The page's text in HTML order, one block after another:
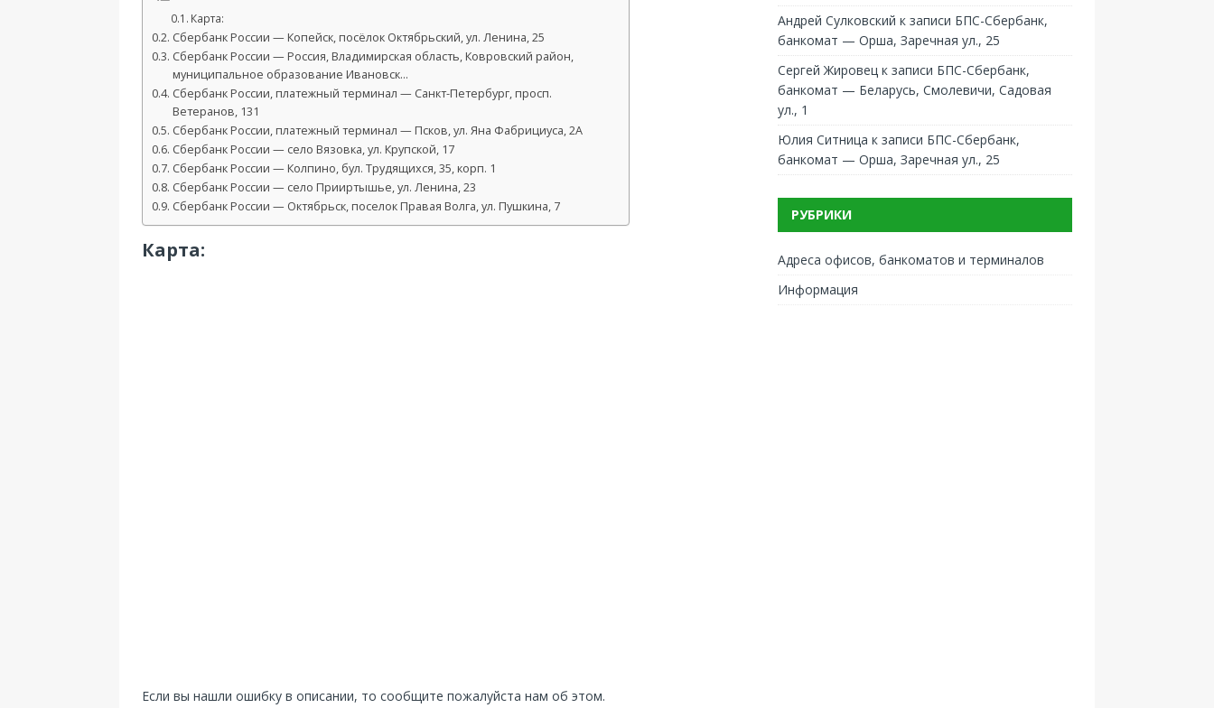
Карта:
Сбербанк России — Копейск, посёлок Октябрьский, ул. Ленина, 25
Сбербанк России — Россия, Владимирская область, Ковровский район,
муниципальное образование Ивановск…
Сбербанк России, платежный терминал — Санкт-Петербург, просп.
Ветеранов, 131
Сбербанк России, платежный терминал — Псков, ул. Яна Фабрициуса, 2А
Сбербанк России — село Вязовка, ул. Крупской, 17
Сбербанк России — Колпино, бул. Трудящихся, 35, корп. 1
Сбербанк России — село Прииртышье, ул. Ленина, 23
Сбербанк России — Октябрьск, поселок Правая Волга, ул. Пушкина, 7
Карта:
Если вы нашли ошибку в описании, то сообщите пожалуйста нам об этом.
Андрей Сулковский к записи БПС-Сбербанк,
банкомат — Орша, Заречная ул., 25
Сергей Жировец к записи БПС-Сбербанк,
банкомат — Беларусь, Смолевичи, Садовая
ул., 1
Юлия Ситница к записи БПС-Сбербанк,
банкомат — Орша, Заречная ул., 25
РУБРИКИ
Адреса офисов, банкоматов и терминалов
Информация